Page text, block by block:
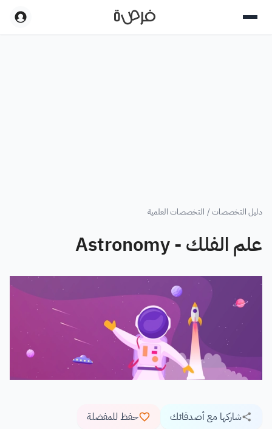
دليل التخصصات/ التخصصات العلمية
علم الفلك - Astronomy
شاركها مع أصدقائك حفظ للمفضلة